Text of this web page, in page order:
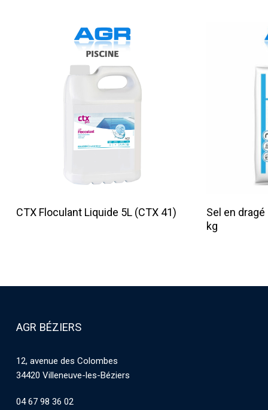
Lire La Suite
CTX Floculant Liquide 5L (CTX 41)
Sel en
kg
AGR BÉZIERS
12, avenue des Colombes
34420 Villeneuve-les-Béziers
04 67 98 36 02